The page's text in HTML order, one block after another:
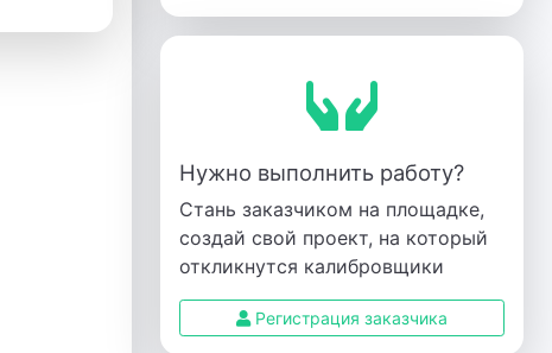
Нужно выполнить работу?
Стань заказчиком на площадке,
создай свой проект, на который
откликнутся калибровщики
Регистрация заказчика